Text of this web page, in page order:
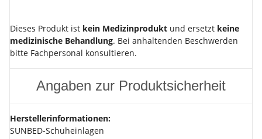
Dieses Produkt ist kein Medizinprodukt und ersetzt keine
medizinische Behandlung. Bei anhaltenden Beschwerden
bitte Fachpersonal konsultieren.
Angaben zur Produktsicherheit
Herstellerinformationen:
SUNBED-Schuheinlagen